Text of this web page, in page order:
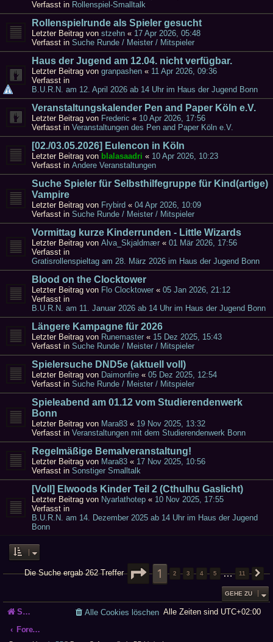
Verfasst in Rollenspiel-Smalltalk
Rollenspielrunde als Spieler gesucht
Letzter Beitrag von stzehn « 17 Apr 2026, 05:48
Verfasst in Suche Runde / Meister / Mitspieler
Haus der Jugend am 12.04. nicht verfügbar.
Letzter Beitrag von granpashen « 11 Apr 2026, 09:36
Verfasst in
B.U.R.N. am 12. April 2026 ab 14 Uhr im Haus der Jugend Bonn
Veranstaltungskalender Pen and Paper Köln e.V.
Letzter Beitrag von Frederic « 10 Apr 2026, 17:56
Verfasst in Veranstaltungen des Pen and Paper Köln e.V.
[02./03.05.2026] Eulencon in Köln
Letzter Beitrag von blalasaadri « 10 Apr 2026, 10:23
Verfasst in Andere Veranstaltungen
Suche Spieler für Selbsthilfegruppe für Kind(artige)
Vampire
Letzter Beitrag von Frybird « 04 Apr 2026, 10:09
Verfasst in Suche Runde / Meister / Mitspieler
Vormittag kurze Kinderrunden - Little Wizards
Letzter Beitrag von Alva_Skjaldmær « 01 Mär 2026, 17:56
Verfasst in
Gratisrollenspieltag am 28. März 2026 im Haus der Jugend Bonn
Blood on the Clocktower
Letzter Beitrag von Flo Clocktower « 05 Jan 2026, 21:12
Verfasst in
B.U.R.N. am 11. Januar 2026 ab 14 Uhr im Haus der Jugend Bonn
Längere Kampagne für 2026
Letzter Beitrag von Runemaster « 15 Dez 2025, 15:43
Verfasst in Suche Runde / Meister / Mitspieler
Spielersuche DND5e (aktuell voll)
Letzter Beitrag von Daimonfire « 05 Dez 2025, 12:54
Verfasst in Suche Runde / Meister / Mitspieler
Spieleabend am 01.12 vom Studierendenwerk
Bonn
Letzter Beitrag von Mara83 « 19 Nov 2025, 13:32
Verfasst in Veranstaltungen mit dem Studierendenwerk Bonn
Regelmäßige Bemalveranstaltung!
Letzter Beitrag von Mara83 « 17 Nov 2025, 10:56
Verfasst in Sonstiger Smalltalk
[Voll] Elwoods Kinder Teil 2 (Cthulhu Gaslicht)
Letzter Beitrag von Nyarlathotep « 10 Nov 2025, 17:55
Verfasst in
B.U.R.N. am 14. Dezember 2025 ab 14 Uhr im Haus der Jugend
Bonn
Die Suche ergab 262 Treffer SEITE
1 2 3 4 5 … 11
GEHE ZU
Startseite
Foren-Übersicht
Alle Zeiten sind UTC+02:00
Alle Cookies löschen